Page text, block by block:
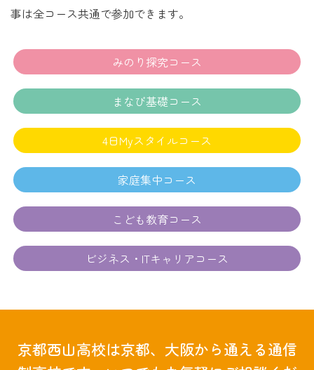
事は全コース共通で参加できます。
みのり探究コース
まなび基礎コース
4日Myスタイルコース
家庭集中コース
こども教育コース
ビジネス・ITキャリアコース
京都西山高校は京都、大阪から通える通信